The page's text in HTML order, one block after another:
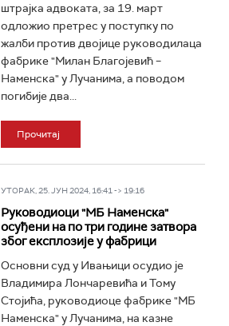
штрајка адвоката, за 19. март
одложио претрес у поступку по
жалби против двојице руководилаца
фабрике "Милан Благојевић –
Наменска" у Лучанима, а поводом
погибије два...
Прочитај
УТОРАК, 25. ЈУН 2024, 16:41 -> 19:16
Руководиоци "МБ Наменска"
осуђени на по три године затвора
због експлозијe у фабрици
Основни суд у Ивањици осудио је
Владимира Лончаревића и Тому
Стојића, руководиоце фабрике "МБ
Наменска" у Лучанима, на казне